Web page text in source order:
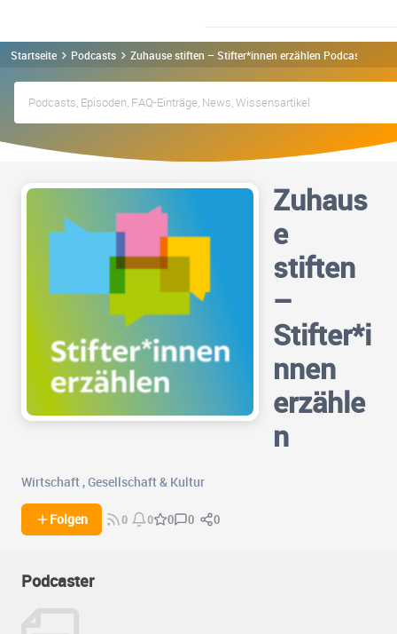
Startseite Podcasts Zuhause stiften – Stifter*innen erzählen Podcast
Zuhaus
e
stiften
–
Stifter*i
nnen
erzähle
n
Wirtschaft ,Gesellschaft & Kultur
Folgen 0 0 0 0 0
Podcaster